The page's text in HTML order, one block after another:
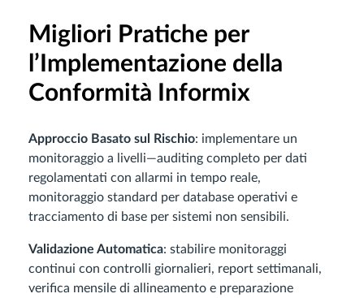
Migliori Pratiche per
l’Implementazione della
Conformità Informix
Approccio Basato sul Rischio: implementare un
monitoraggio a livelli—auditing completo per dati
regolamentati con allarmi in tempo reale,
monitoraggio standard per database operativi e
tracciamento di base per sistemi non sensibili.
Validazione Automatica: stabilire monitoraggi
continui con controlli giornalieri, report settimanali,
verifica mensile di allineamento e preparazione